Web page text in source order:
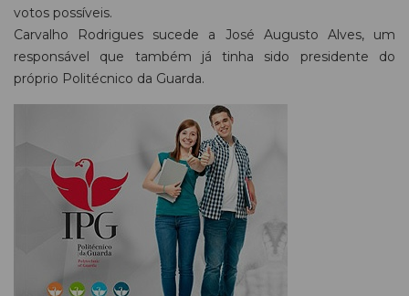
votos possíveis.
Carvalho Rodrigues sucede a José Augusto Alves, um
responsável que também já tinha sido presidente do
próprio Politécnico da Guarda.